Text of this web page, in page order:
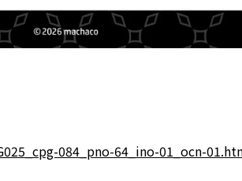
084_pno-64_ino-01_ocn-